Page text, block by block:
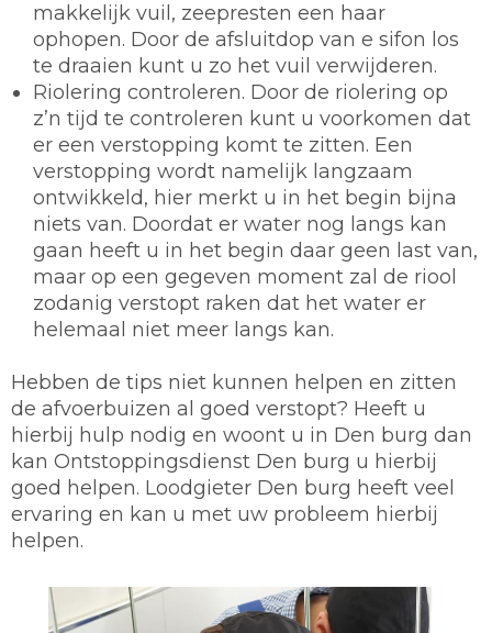
makkelijk vuil, zeepresten een haar
ophopen. Door de afsluitdop van e sifon los
te draaien kunt u zo het vuil verwijderen.
Riolering controleren. Door de riolering op
z’n tijd te controleren kunt u voorkomen dat
er een verstopping komt te zitten. Een
verstopping wordt namelijk langzaam
ontwikkeld, hier merkt u in het begin bijna
niets van. Doordat er water nog langs kan
gaan heeft u in het begin daar geen last van,
maar op een gegeven moment zal de riool
zodanig verstopt raken dat het water er
helemaal niet meer langs kan.
Hebben de tips niet kunnen helpen en zitten
de afvoerbuizen al goed verstopt? Heeft u
hierbij hulp nodig en woont u in Den burg dan
kan Ontstoppingsdienst Den burg u hierbij
goed helpen. Loodgieter Den burg heeft veel
ervaring en kan u met uw probleem hierbij
helpen.